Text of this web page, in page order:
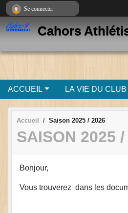
Cahors
ACCUEIL LA VIE DU CLUB
Accueil Saison 2025 / 2026
SAISON 2025
Bonjour,
Vous trouverez dans les
Se connecter
Panneau de gestion des cookies